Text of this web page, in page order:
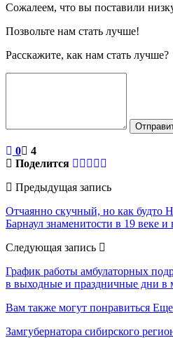
Сожалеем, что вы поставили
Позвольте нам стать лучше!
Расскажите, как нам стать лучше?
0
4
Поделится
Предыдущая запись
Отчаянно скучный, но как будто
Барнаул знаменитости в 19 веке и
Следующая запись
График работы амбулаторных
в выходные и праздничные дни в
Вам также могут понравиться Еще
Замгубернатора сибирского